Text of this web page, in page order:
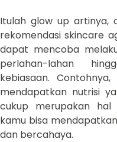
Itulah glow up artinya,
rekomendasi skincare
dapat mencoba
perlahan-lahan
kebiasaan.
mendapatkan nutrisi
cukup merupakan hal
kamu bisa
dan bercahaya.